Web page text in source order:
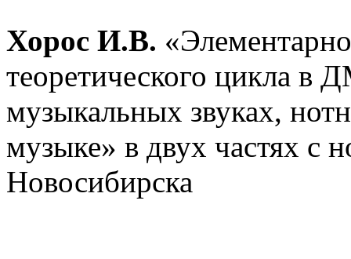
Хорос И.В.
теоретического цикла
музыкальных звуках,
музыке» в двух частях
Новосибирска